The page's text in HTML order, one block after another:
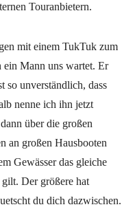
Touranbietern.
mit einem TukTuk zum
Mann uns wartet. Er
so unverständlich, dass
nenne ich ihn jetzt
über die großen
an großen Hausbooten
Gewässer das gleiche
Der größere hat
du dich dazwischen.